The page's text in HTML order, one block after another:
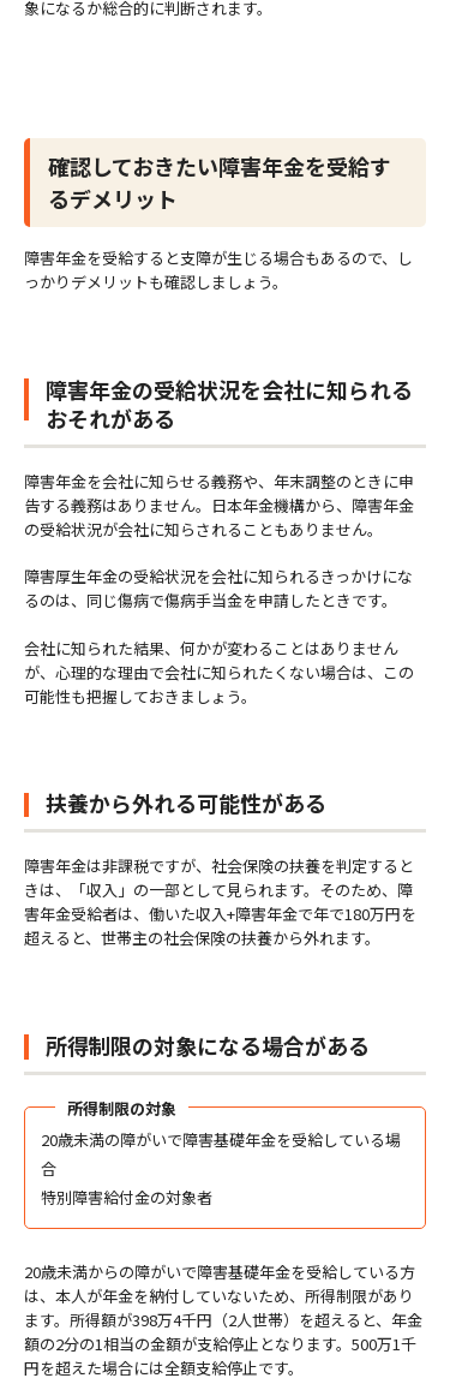
象になるか総合的に判断されます。
確認しておきたい障害年金を受給す
るデメリット
障害年金を受給すると支障が生じる場合もあるので、し
っかりデメリットも確認しましょう。
障害年金の受給状況を会社に知られる
おそれがある
障害年金を会社に知らせる義務や、年末調整のときに申
告する義務はありません。日本年金機構から、障害年金
の受給状況が会社に知らされることもありません。
障害厚生年金の受給状況を会社に知られるきっかけにな
るのは、同じ傷病で傷病手当金を申請したときです。
会社に知られた結果、何かが変わることはありません
が、心理的な理由で会社に知られたくない場合は、この
可能性も把握しておきましょう。
扶養から外れる可能性がある
障害年金は非課税ですが、社会保険の扶養を判定すると
きは、「収入」の一部として見られます。そのため、障
害年金受給者は、働いた収入+障害年金で年で180万円を
超えると、世帯主の社会保険の扶養から外れます。
所得制限の対象になる場合がある
所得制限の対象
20歳未満の障がいで障害基礎年金を受給している場
合
特別障害給付金の対象者
20歳未満からの障がいで障害基礎年金を受給している方
は、本人が年金を納付していないため、所得制限があり
ます。所得額が398万4千円（2人世帯）を超えると、年金
額の2分の1相当の金額が支給停止となります。500万1千
円を超えた場合には全額支給停止です。